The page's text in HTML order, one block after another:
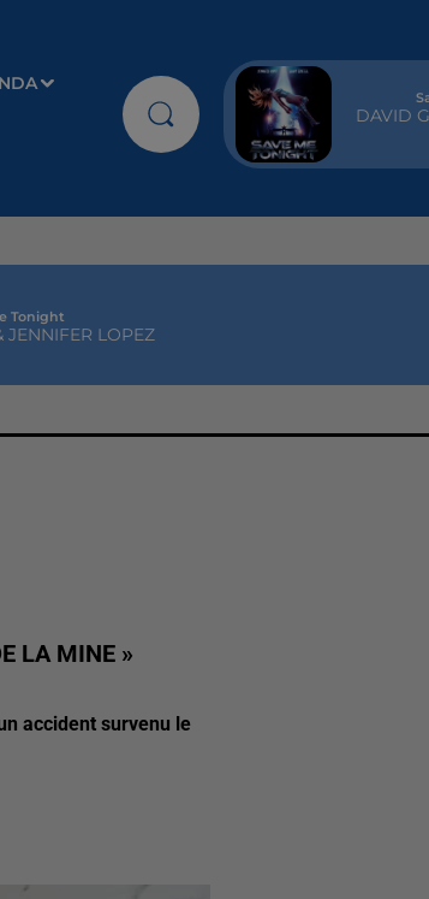
DAVID
Tonight
JENNIFER LOPEZ
LA MINE »
accident survenu le